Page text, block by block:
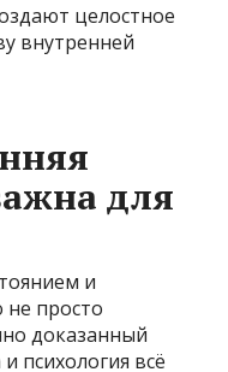
целостное
внутренней
для
и
просто
доказанный
психология всё